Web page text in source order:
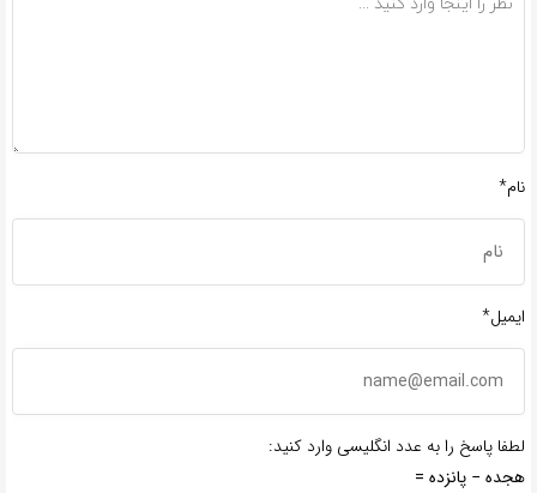
نام*
ایمیل*
لطفا پاسخ را به عدد انگلیسی وارد کنید:
هجده − پانزده =